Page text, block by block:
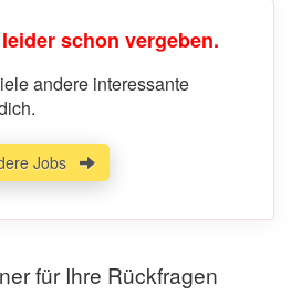
schon vergeben.
andere interessante
Jobs
für Ihre Rückfragen